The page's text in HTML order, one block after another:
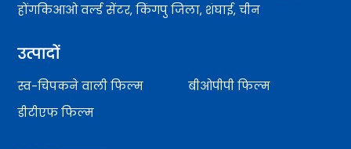
होंगकिआओ वर्ल्ड सेंटर, किंगपु जिला, शंघाई, चीन
उत्पादों
स्व-चिपकने वाली फिल्म
बीओपीपी फिल्म
डीटीएफ फिल्म